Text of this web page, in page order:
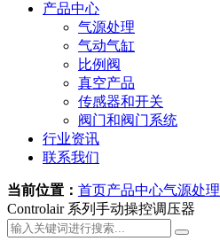
产品中心
气源处理
气动气缸
比例阀
真空产品
传感器和开关
阀门和阀门系统
行业资讯
联系我们
当前位置： 首页产品中心气源处理
Controlair 系列手动操控调压器